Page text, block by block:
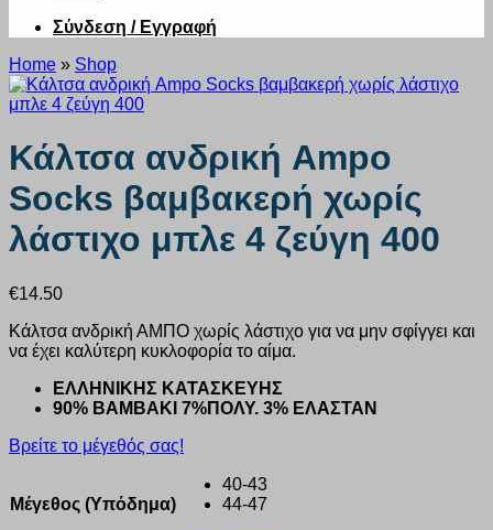
Σύνδεση / Εγγραφή
Home » Shop
Κάλτσα ανδρική Ampo
Socks βαμβακερή χωρίς
λάστιχο μπλε 4 ζεύγη 400
€14.50
Κάλτσα ανδρική ΑΜΠΟ χωρίς λάστιχο για να μην σφίγγει και
να έχει καλύτερη κυκλοφορία το αίμα.
ΕΛΛΗΝΙΚΗΣ ΚΑΤΑΣΚΕΥΗΣ
90% ΒΑΜΒΑΚΙ 7%ΠΟΛΥ. 3% ΕΛΑΣΤΑΝ
Βρείτε το μέγεθός σας!
Μέγεθος (Υπόδημα)
40-43
44-47